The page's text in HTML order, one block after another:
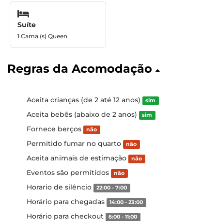
Suíte
1 Cama (s) Queen
Regras da Acomodação
Aceita crianças (de 2 até 12 anos) sim
Aceita bebês (abaixo de 2 anos) sim
Fornece berços não
Permitido fumar no quarto não
Aceita animais de estimação não
Eventos são permitidos não
Horario de silêncio 22:00 - 7:00
Horário para chegadas 14:00 - 23:00
Horário para checkout 6:00 - 11:00